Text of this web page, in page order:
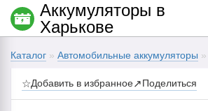
Каталог » Автомобильные аккумуляторы »
☆Добавить в избранное↗Поделиться
Аккумуляторы в
Харькове